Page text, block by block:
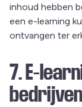
inhoud hebben
een e-learning
ontvangen ter
7. E-
bedrijven